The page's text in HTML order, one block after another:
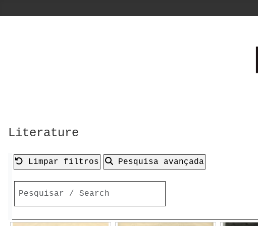
Literature
Limpar filtros Pesquisa avançada